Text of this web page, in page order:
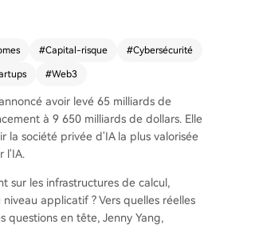
#Capital-risque #Cybersécurité
#Web3
avoir levé 65 milliards de
à 9 650 milliards de dollars. Elle
la société privée d'IA la plus valorisée
l'IA.
sur les infrastructures de calcul,
applicatif ? Vers quelles réelles
questions en tête, Jenny Yang,